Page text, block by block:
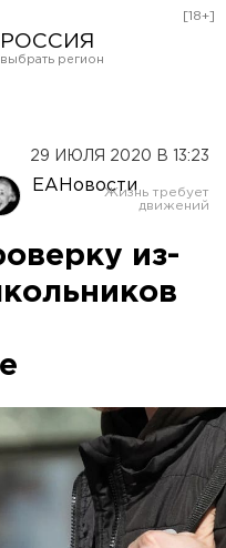
РОССИЯ
Оренбург
[18+]
29 ИЮЛЯ 2020 В 13:23
ЕАНовости
из-